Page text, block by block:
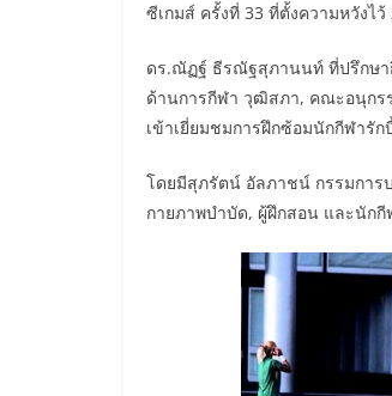
ซีเกมส์ ครั้งที่ 33 ที่ตั้งความหวังไว้
ดร.ณัฏฐ์ ธีรณัฐสุภานนท์ ที่ปรึกษา
ด้านการกีฬา วุฒิสภา, คณะอนุกร
เข้าเยี่ยมชมการฝึกซ้อมนักกีฬารั
โดยมีสุภรัตน์ อัลภาชน์ กรรมกา
กายภาพบำบัด, ผู้ฝึกสอน และนัก